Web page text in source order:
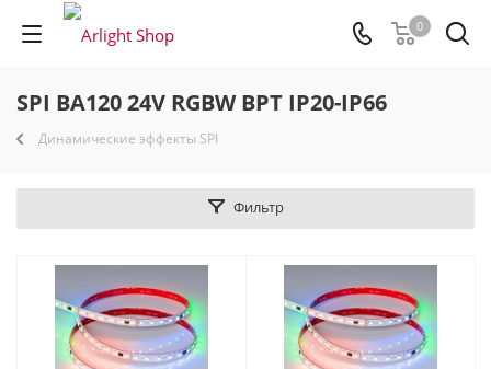
0
SPI BA120 24V RGBW BPT IP20-IP66
Динамические эффекты SPI
Фильтр